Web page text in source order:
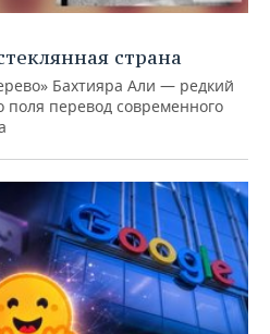
страна
Бахтияра Али — редкий
поля перевод современного